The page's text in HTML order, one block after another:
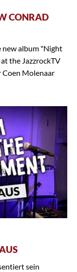
CONRAD
new album "Night
the JazzrockTV
Coen Molenaar
sein